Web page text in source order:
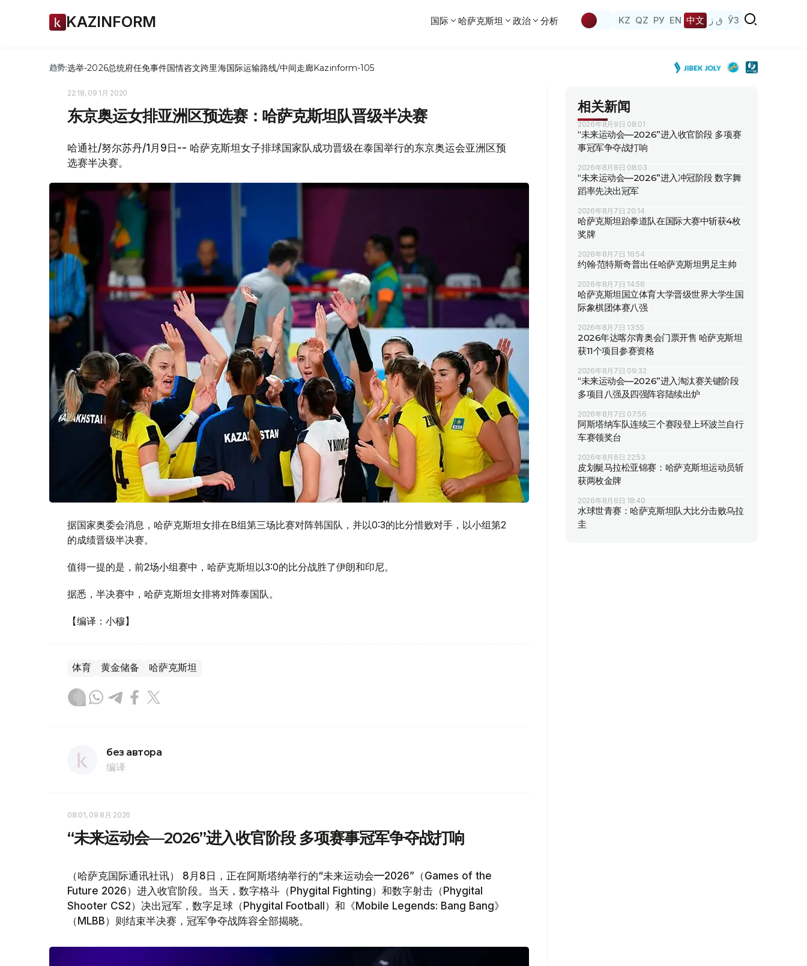
KAZINFORM 国际 哈萨克斯坦 政治 分析 KZ QZ РУ EN 中文 ق ز ЎЗ
趋势:选举-2026总统府任免事件国情咨文跨里海国际运输路线/中间走廊Kazinform-105
22:18, 09 1月 2020
东京奥运女排亚洲区预选赛：哈萨克斯坦队晋级半决赛
哈通社/努尔苏丹/1月9日-- 哈萨克斯坦女子排球国家队成功晋级在泰国举行的东京奥运会亚洲区预
选赛半决赛。
据国家奥委会消息，哈萨克斯坦女排在B组第三场比赛对阵韩国队，并以0:3的比分惜败对手，以小组第2
的成绩晋级半决赛。
值得一提的是，前2场小组赛中，哈萨克斯坦以3:0的比分战胜了伊朗和印尼。
据悉，半决赛中，哈萨克斯坦女排将对阵泰国队。
【编译：小穆】
体育 黄金储备 哈萨克斯坦
без автора
编译
08:01, 09 8月 2026
“未来运动会—2026”进入收官阶段 多项赛事冠军争夺战打响
（哈萨克国际通讯社讯） 8月8日，正在阿斯塔纳举行的“未来运动会—2026”（Games of the
Future 2026）进入收官阶段。当天，数字格斗（Phygital Fighting）和数字射击（Phygital
Shooter CS2）决出冠军，数字足球（Phygital Football）和《Mobile Legends: Bang Bang》
（MLBB）则结束半决赛，冠军争夺战阵容全部揭晓。
相关新闻
2026年8月9日 08:01
“未来运动会—2026”进入收官阶段 多项赛
事冠军争夺战打响
2026年8月8日 08:03
“未来运动会—2026”进入冲冠阶段 数字舞
蹈率先决出冠军
2026年8月7日 20:14
哈萨克斯坦跆拳道队在国际大赛中斩获4枚
奖牌
2026年8月7日 16:54
约翰·范特斯奇普出任哈萨克斯坦男足主帅
2026年8月7日 14:56
哈萨克斯坦国立体育大学晋级世界大学生国
际象棋团体赛八强
2026年8月7日 13:55
2026年达喀尔青奥会门票开售 哈萨克斯坦
获11个项目参赛资格
2026年8月7日 09:32
“未来运动会—2026”进入淘汰赛关键阶段
多项目八强及四强阵容陆续出炉
2026年8月7日 07:56
阿斯塔纳车队连续三个赛段登上环波兰自行
车赛领奖台
2026年8月6日 22:53
皮划艇马拉松亚锦赛：哈萨克斯坦运动员斩
获两枚金牌
2026年8月6日 18:40
水球世青赛：哈萨克斯坦队大比分击败乌拉
圭